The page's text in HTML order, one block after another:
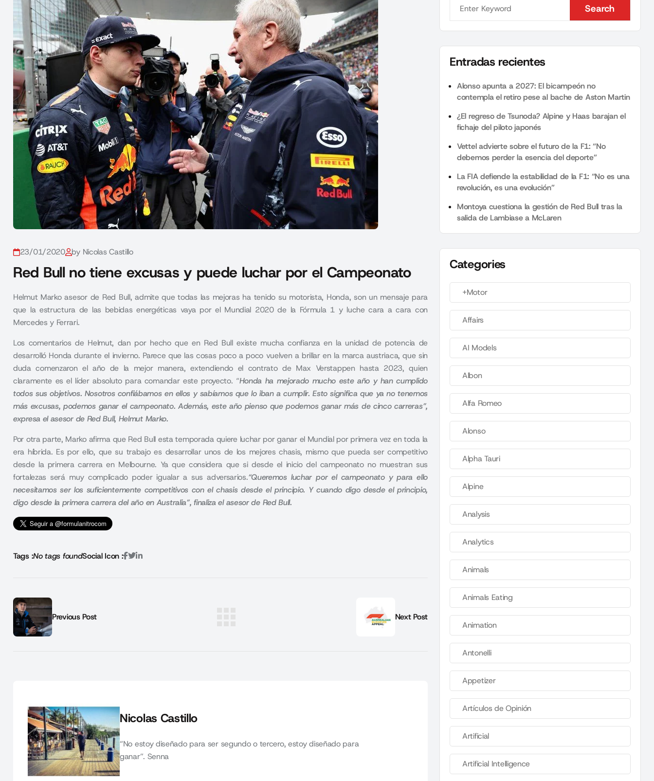
23/01/2020 by Nicolas Castillo
Red Bull no tiene excusas y puede luchar por el Campeonato
Helmut Marko asesor de Red Bull, admite que todas las mejoras ha tenido su motorista, Honda, son un mensaje para
que la estructura de las bebidas energéticas vaya por el Mundial 2020 de la Fórmula 1 y luche cara a cara con
Mercedes y Ferrari.
Los comentarios de Helmut, dan por hecho que en Red Bull existe mucha confianza en la unidad de potencia de
desarrolló Honda durante el invierno. Parece que las cosas poco a poco vuelven a brillar en la marca austriaca, que sin
duda comenzaron el año de la mejor manera, extendiendo el contrato de Max Verstappen hasta 2023, quien
claramente es el líder absoluto para comandar este proyecto. “Honda ha mejorado mucho este año y han cumplido
todos sus objetivos. Nosotros confiábamos en ellos y sabíamos que lo iban a cumplir.Esto significa que ya no tenemos
más excusas, podemos ganar el campeonato. Además, este año pienso que podemos ganar más de cinco carreras”,
expresa el asesor de Red Bull, Helmut Marko.
Por otra parte, Marko afirma que Red Bull esta temporada quiere luchar por ganar el Mundial por primera vez en toda la
era híbrida. Es por ello, que su trabajo es desarrollar unos de los mejores chasis, mismo que pueda ser competitivo
desde la primera carrera en Melbourne. Ya que considera que si desde el inicio del campeonato no muestran sus
fortalezas será muy complicado poder igualar a sus adversarios.“Queremos luchar por el campeonato y para ello
necesitamos ser los suficientemente competitivos con el chasis desde el principio. Y cuando digo desde el principio,
digo desde la primera carrera del año en Australia”, finaliza el asesor de Red Bull.
Tags :No tags foundSocial Icon :
Previous Post Next Post
Nicolas Castillo
“No estoy diseñado para ser segundo o tercero, estoy diseñado para
ganar”. Senna
Search
Search
Entradas recientes
Alonso apunta a 2027: El bicampeón no
contempla el retiro pese al bache de Aston Martin
¿El regreso de Tsunoda? Alpine y Haas barajan el
fichaje del piloto japonés
Vettel advierte sobre el futuro de la F1: “No
debemos perder la esencia del deporte”
La FIA defiende la estabilidad de la F1: “No es una
revolución, es una evolución”
Montoya cuestiona la gestión de Red Bull tras la
salida de Lambiase a McLaren
Categories
+Motor
Affairs
AI Models
Albon
Alfa Romeo
Alonso
Alpha Tauri
Alpine
Analysis
Analytics
Animals
Animals Eating
Animation
Antonelli
Appetizer
Artículos de Opinión
Artificial
Artificial Intelligence